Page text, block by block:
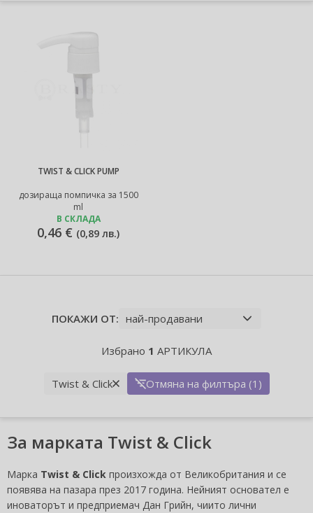
TWIST & CLICK PUMP
дозираща помпичка за 1500
ml
В СКЛАДА
0,46 € (0,89 лв.)
ПОКАЖИ ОТ:
Избрано 1 АРТИКУЛА
Twist & Click Отмяна на филтъра (1)
За марката Twist & Click
Марка Twist & Click произхожда от Великобритания и се
появява на пазара през 2017 година. Нейният основател е
иноваторът и предприемач Дан Грийн, чиито лични